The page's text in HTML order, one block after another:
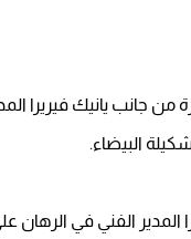
جانب يانيك فيريرا
البيضاء.
المدير الفني في